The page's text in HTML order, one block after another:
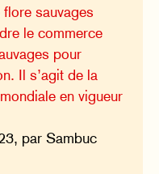
sauvages
le commerce
pour
Il s’agit de la
en vigueur
par Sambuc